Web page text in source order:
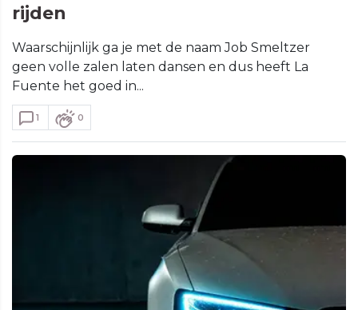
rijden
Waarschijnlijk ga je met de naam Job Smeltzer
geen volle zalen laten dansen en dus heeft La
Fuente het goed in...
1 0